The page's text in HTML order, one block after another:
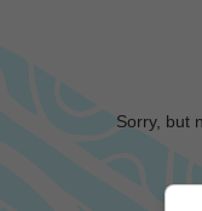
Sorry, but